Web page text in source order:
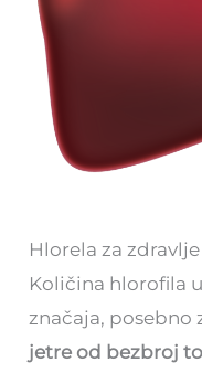
Hlorela za zdravlje
Količina hlorofila
značaja, posebno
jetre od bezbroj